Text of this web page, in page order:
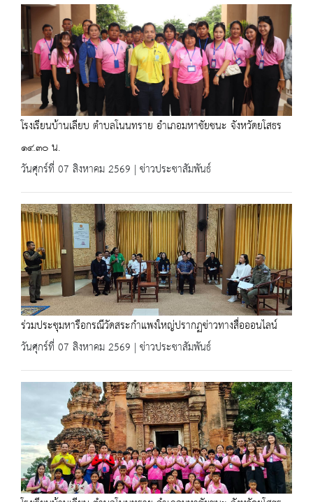
โรงเรียนบ้านเลียบ ตำบลโนนทราย อำเภอมหาชัยชนะ จังหวัดยโสธร
๑๔.๓๐ น.
วันศุกร์ที่ 07 สิงหาคม 2569 | ข่าวประชาสัมพันธ์
ร่วมประชุมหารือกรณีวัดสระกำแพงใหญ่ปรากฏข่าวทางสื่อออนไลน์
วันศุกร์ที่ 07 สิงหาคม 2569 | ข่าวประชาสัมพันธ์